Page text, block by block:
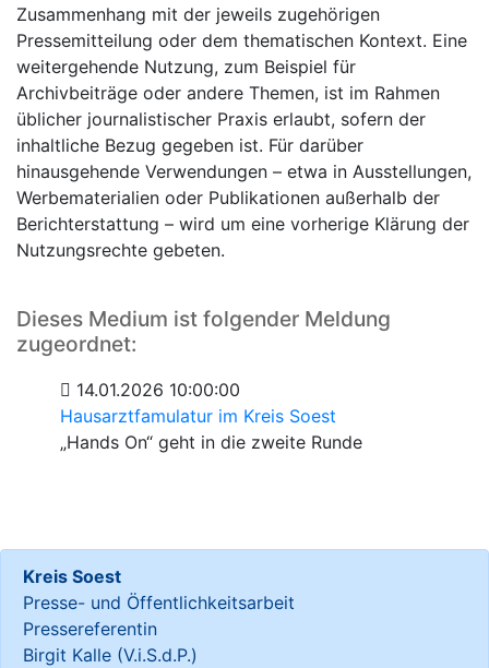
Zusammenhang mit der jeweils zugehörigen
Pressemitteilung oder dem thematischen Kontext. Eine
weitergehende Nutzung, zum Beispiel für
Archivbeiträge oder andere Themen, ist im Rahmen
üblicher journalistischer Praxis erlaubt, sofern der
inhaltliche Bezug gegeben ist. Für darüber
hinausgehende Verwendungen – etwa in Ausstellungen,
Werbematerialien oder Publikationen außerhalb der
Berichterstattung – wird um eine vorherige Klärung der
Nutzungsrechte gebeten.
Dieses Medium ist folgender Meldung
zugeordnet:
14.01.2026 10:00:00
Hausarztfamulatur im Kreis Soest
„Hands On“ geht in die zweite Runde
Kreis Soest
Presse- und Öffentlichkeitsarbeit
Pressereferentin
Birgit Kalle (V.i.S.d.P.)